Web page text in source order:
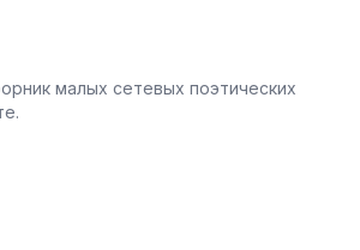
малых сетевых поэтических